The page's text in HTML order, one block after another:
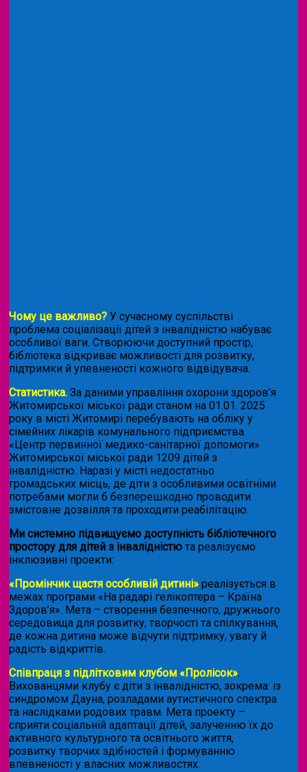
Чому це важливо? У сучасному суспільстві
проблема соціалізації дітей з інвалідністю набуває
особливої ваги. Створюючи доступний простір,
бібліотека відкриває можливості для розвитку,
підтримки й упевненості кожного відвідувача.
Статистика. За даними управління охорони здоров’я
Житомирської міської ради станом на 01.01. 2025
року в місті Житомирі перебувають на обліку у
сімейних лікарів комунального підприємства
«Центр первинної медико-санітарної допомоги»
Житомирської міської ради 1209 дітей з
інвалідністю. Наразі у місті недостатньо
громадських місць, де діти з особливими освітніми
потребами могли б безперешкодно проводити
змістовне дозвілля та проходити реабілітацію.
Ми системно підвищуємо доступність бібліотечного
простору для дітей з інвалідністю та реалізуємо
інклюзивні проекти:
«Промінчик щастя особливій дитині» реалізується в
межах програми «На радарі гелікоптера – Країна
Здоров’я». Мета – створення безпечного, дружнього
середовища для розвитку, творчості та спілкування,
де кожна дитина може відчути підтримку, увагу й
радість відкриттів.
Співпраця з підлітковим клубом «Пролісок».
Вихованцями клубу є діти з інвалідністю, зокрема: із
синдромом Дауна, розладами аутистичного спектра
та наслідками родових травм. Мета проекту –
сприяти соціальній адаптації дітей, залученню їх до
активного культурного та освітнього життя,
розвитку творчих здібностей і формуванню
впевненості у власних можливостях.